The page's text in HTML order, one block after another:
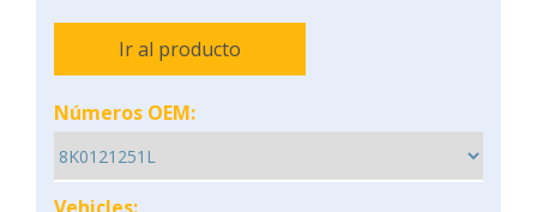
Ir al producto
Números OEM: